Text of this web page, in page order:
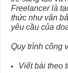
Freelancer là
thức như văn
yêu cầu của
Quy trình công
Viết bài theo